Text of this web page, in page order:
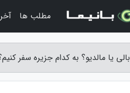
بالی یا مالدیو؟ به کدام جزیره سفر
مطلب ها